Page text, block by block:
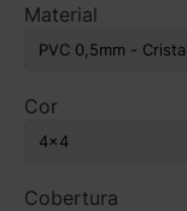
Material
Cor
Cobertura